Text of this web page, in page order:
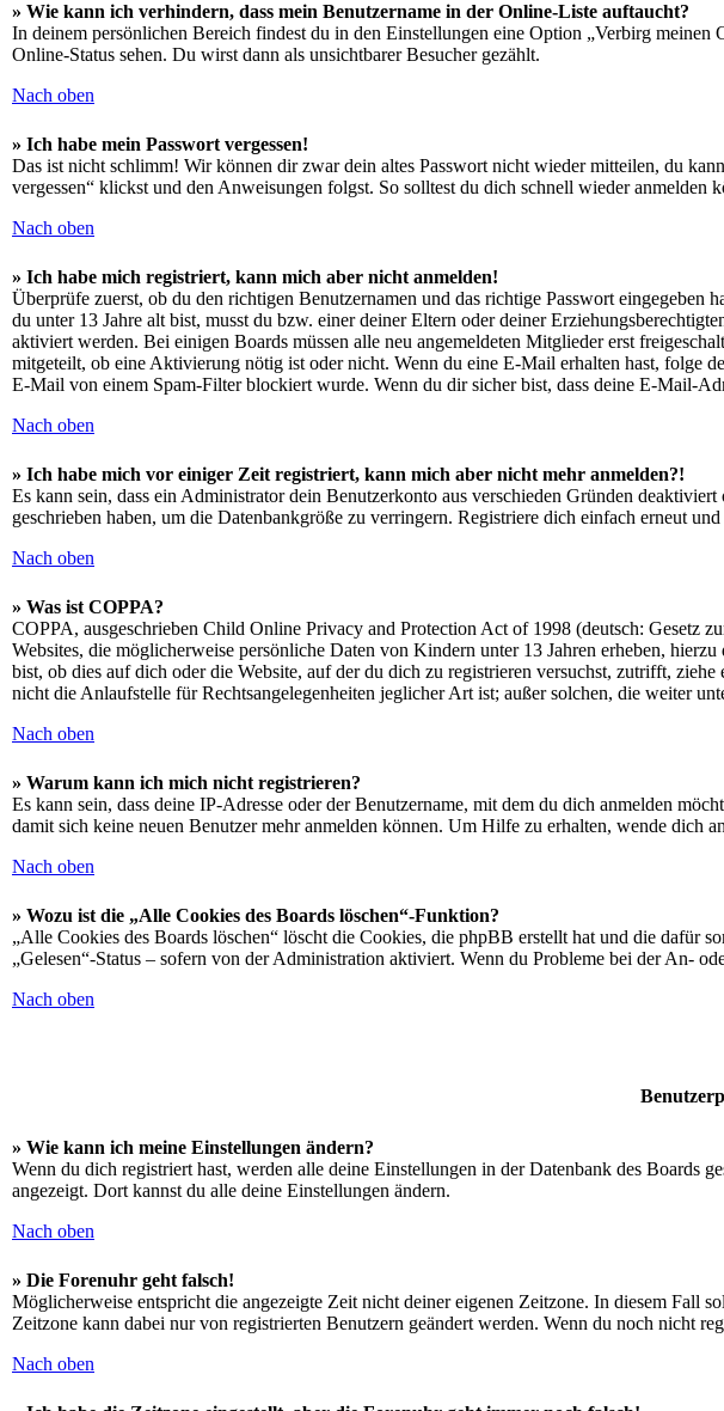
» Wie kann ich verhindern, dass mein Benutzername in der Online-Liste auftaucht?
In deinem persönlichen Bereich findest du in den Einstellungen eine Option „Verbirg
Online-Status sehen. Du wirst dann als unsichtbarer Besucher gezählt.
Nach oben
» Ich habe mein Passwort vergessen!
Das ist nicht schlimm! Wir können dir zwar dein altes Passwort nicht wieder mitteilen, du
vergessen“ klickst und den Anweisungen folgst. So solltest du dich schnell wieder anmelden
Nach oben
» Ich habe mich registriert, kann mich aber nicht anmelden!
Überprüfe zuerst, ob du den richtigen Benutzernamen und das richtige Passwort
du unter 13 Jahre alt bist, musst du bzw. einer deiner Eltern oder deiner
aktiviert werden. Bei einigen Boards müssen alle neu angemeldeten Mitglieder erst
mitgeteilt, ob eine Aktivierung nötig ist oder nicht. Wenn du eine E-Mail erhalten hast, folge
E-Mail von einem Spam-Filter blockiert wurde. Wenn du dir sicher bist, dass deine E-Mail-
Nach oben
» Ich habe mich vor einiger Zeit registriert, kann mich aber nicht mehr anmelden?!
Es kann sein, dass ein Administrator dein Benutzerkonto aus verschieden Gründen
geschrieben haben, um die Datenbankgröße zu verringern. Registriere dich einfach erneut
Nach oben
» Was ist COPPA?
COPPA, ausgeschrieben Child Online Privacy and Protection Act of 1998 (deutsch: Gesetz
Websites, die möglicherweise persönliche Daten von Kindern unter 13 Jahren erheben,
bist, ob dies auf dich oder die Website, auf der du dich zu registrieren versuchst, zutrifft,
nicht die Anlaufstelle für Rechtsangelegenheiten jeglicher Art ist; außer solchen, die weiter
Nach oben
» Warum kann ich mich nicht registrieren?
Es kann sein, dass deine IP-Adresse oder der Benutzername, mit dem du dich anmelden
damit sich keine neuen Benutzer mehr anmelden können. Um Hilfe zu erhalten, wende dich
Nach oben
» Wozu ist die „Alle Cookies des Boards löschen“-Funktion?
„Alle Cookies des Boards löschen“ löscht die Cookies, die phpBB erstellt hat und die dafür
„Gelesen“-Status – sofern von der Administration aktiviert. Wenn du Probleme bei der An-
Nach oben
» Wie kann ich meine Einstellungen ändern?
Wenn du dich registriert hast, werden alle deine Einstellungen in der Datenbank des Boards
angezeigt. Dort kannst du alle deine Einstellungen ändern.
Nach oben
» Die Forenuhr geht falsch!
Möglicherweise entspricht die angezeigte Zeit nicht deiner eigenen Zeitzone. In diesem Fall
Zeitzone kann dabei nur von registrierten Benutzern geändert werden. Wenn du noch nicht
Nach oben